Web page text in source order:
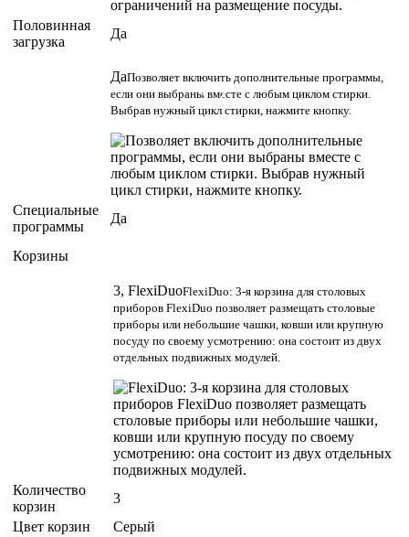
Половинная
загрузка
Да
ДаПозволяет включить дополнительные программы,
если они выбраны вместе с любым циклом стирки.
Выбрав нужный цикл стирки, нажмите кнопку.
Cпециальные
программы
Да
Корзины
3, FlexiDuoFlexiDuo: 3-я корзина для столовых
приборов FlexiDuo позволяет размещать столовые
приборы или небольшие чашки, ковши или крупную
посуду по своему усмотрению: она состоит из двух
отдельных подвижных модулей.
Количество
корзин
3
Цвет корзин
Серый